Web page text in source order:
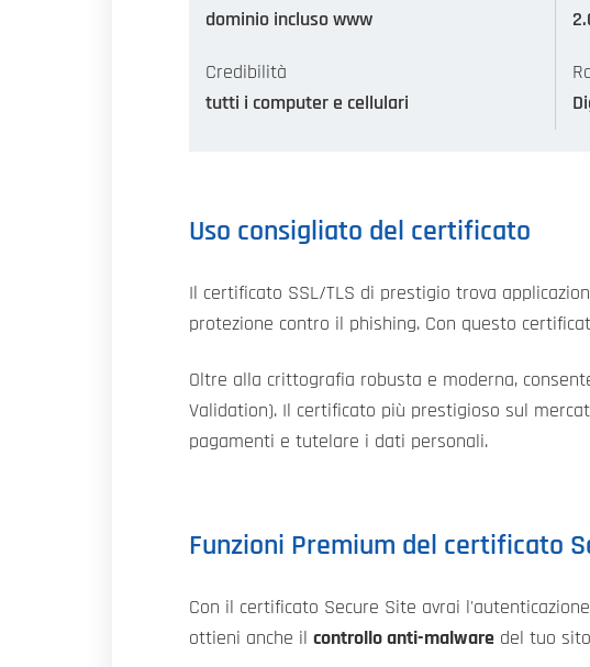
dominio incluso www
Credibilità
tutti i computer e cellulari
Uso consigliato del certificato
Il certificato SSL/TLS di prestigio trova
protezione contro il phishing. Con questo
Oltre alla crittografia robusta e moderna,
Validation). Il certificato più prestigioso sul
pagamenti e tutelare i dati personali.
Funzioni Premium del certificato
Con il certificato Secure Site avrai
ottieni anche il controllo anti-malware del tuo